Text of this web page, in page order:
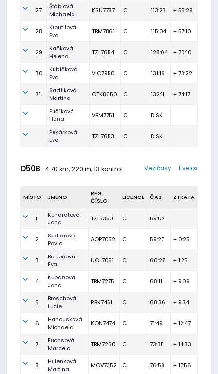
27.
Štáblová
Michaela
KSU7787 C 113:23 + 55:29
28.
Kroutilová
Eva
TBM7861 C 115:04 + 57:10
29.
Kaňková
Helena
TZL7654 C 128:04 + 70:10
30.
Kubíčková
Eva
VIC7950 C 131:16 + 73:22
31.
Sadílková
Martina
OTK8050 C 132:11 + 74:17
Fučíková
Hana
VBM7751 C DISK
Pekárková
Eva
TZL7653 C DISK
D50B 4.70 km, 220 m, 13 kontrol Livelox
Mezičasy
MÍSTO JMÉNO
REG.
ČÍSLO
LICENCE ČAS ZTRÁTA
1.
Kundratová
Jana
TZL7350 C 59:02
2.
Sedlářová
Pavla
AOP7052 C 59:27 + 0:25
3.
Bartoňová
Eva
UOL7051 C 60:27 + 1:25
4.
Kubáňová
Jana
TBM7275 C 68:11 + 9:09
5.
Broschová
Lucie
RBK7451 C 68:36 + 9:34
6.
Hanousková
Michaela
KON7474 C 71:49 + 12:47
7.
Fuchsová
Marcela
TBM7260 C 73:35 + 14:33
8.
Hulenková
Martina
MOV7352 C 76:58 + 17:56